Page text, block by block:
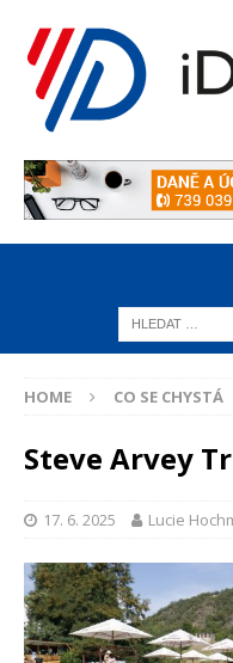
HOME CO SE CHYSTÁ
Steve Arvey
17. 6. 2025 Lucie